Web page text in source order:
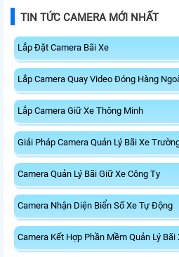
TIN TỨC CAMERA MỚI NHẤT
Lắp Đặt Camera Bãi Xe
Lắp Camera Quay Video Đóng Hàng
Lắp Camera Giữ Xe Thông Minh
Giải Pháp Camera Quản Lý Bãi Xe
Camera Quản Lý Bãi Giữ Xe Công Ty
Camera Nhận Diện Biển Số Xe Tự Động
Camera Kết Hợp Phần Mềm Quản Lý Bãi